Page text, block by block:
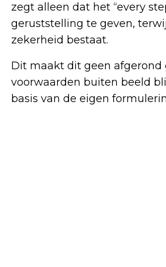
zegt alleen dat het “every
geruststelling te geven,
zekerheid bestaat.
Dit maakt dit geen afgerond
voorwaarden buiten beeld
basis van de eigen